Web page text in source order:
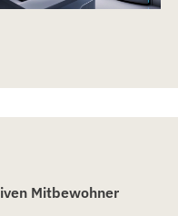
Mitbewohner